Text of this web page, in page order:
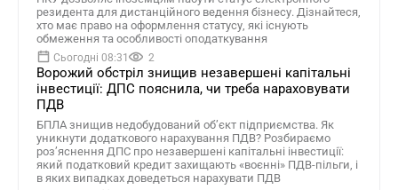
резидента для дистанційного ведення бізнесу. Дізнайтеся,
хто має право на оформлення статусу, які існують
обмеження та особливості оподаткування
Сьогодні 08:31 2
Ворожий обстріл знищив незавершені капітальні
інвестиції: ДПС пояснила, чи треба нараховувати
ПДВ
БПЛА знищив недобудований об’єкт підприємства. Як
уникнути додаткового нарахування ПДВ? Розбираємо
роз’яснення ДПС про незавершені капітальні інвестиції:
який податковий кредит захищають «воєнні» ПДВ-пільги, і
в яких випадках доведеться нарахувати ПДВ